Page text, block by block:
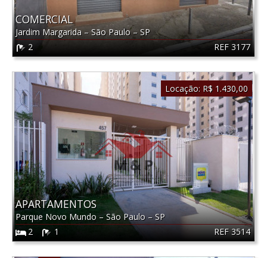
REF 3177
COMERCIAL
Jardim Margarida– São Paulo– SP
2
REF 3514
APARTAMENTOS
Parque Novo Mundo – São Paulo – SP
2
1
Locação: R$ 1.430,00